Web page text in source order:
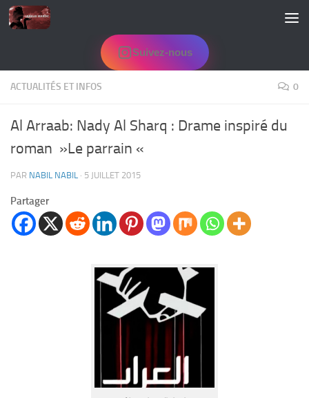
Skip to content
Suivez-nous
ACTUALITÉS ET INFOS 0
Al Arraab: Nady Al Sharq : Drame inspiré du
roman »Le parrain «
PAR NABIL NABIL · 5 JUILLET 2015
Partager